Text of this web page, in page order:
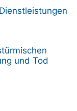
und Tod